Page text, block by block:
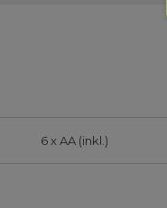
6 x AA (inkl.)